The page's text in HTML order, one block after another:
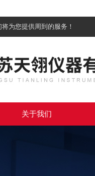
为您提供周到的服务！
关于我们